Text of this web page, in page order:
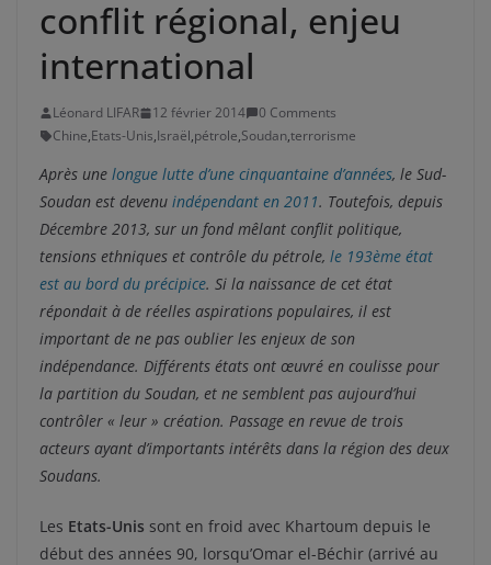
conflit régional, enjeu
international
Léonard LIFAR 12 février 2014
0 Comments
Chine,Etats-Unis,Israël,pétrole,Soudan,terrorisme
Après une longue lutte d’une cinquantaine d’années, le Sud-
Soudan est devenu indépendant en 2011. Toutefois, depuis
Décembre 2013, sur un fond mêlant conflit politique,
tensions ethniques et contrôle du pétrole, le 193ème état
est au bord du précipice. Si la naissance de cet état
répondait à de réelles aspirations populaires, il est
important de ne pas oublier les enjeux de son
indépendance. Différents états ont œuvré en coulisse pour
la partition du Soudan, et ne semblent pas aujourd’hui
contrôler « leur » création. Passage en revue de trois
acteurs ayant d’importants intérêts dans la région des deux
Soudans.
Les Etats-Unis sont en froid avec Khartoum depuis le
début des années 90, lorsqu’Omar el-Béchir (arrivé au